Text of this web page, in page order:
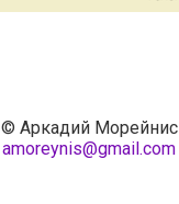
© Аркадий Морейнис
amoreynis@gmail.com